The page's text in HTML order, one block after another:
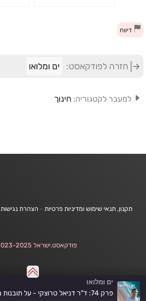
ים ומלואו
דיווח
חזרה לפודקאסט: ים ומלואו
למעבר לקטגוריה: חינוך
תקנון, תנאי שימוש ומדיניות פרטיות - הצהרת נגישות
פודקאסט.ישראל 2023-2025 ©